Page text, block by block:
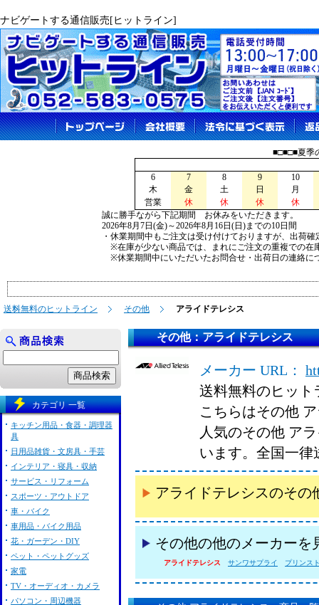
ナビゲートする通信販売[ヒットライン]
■□■□■夏季
6 7 8 9
10
木
金 土 日
月
営業
休 休 休
休
誠に勝手ながら下記期間 お休みをいただきます。
2026年8月7日(金)～2026年8月16日(日)までの10日間
・休業期間中もご注文は受け付けておりますが、出荷
※在庫が少ない商品では、まれにご注文の重複での在
※休業期間中にいただいたお問合せ・出荷日の連絡に
送料無料のヒットライン その他 アライドテレシス
その他：アライドテレシス
メーカー URL：
送料無料のヒット
こちらはその他
人気のその他 ア
います。全国一律
アライドテレシスのその
その他の他のメーカーを
アライドテレシス サンワサプライ プリンス
カテゴリ 一覧
キッチン用品・食器・調理器
具
日用品雑貨・文房具・手芸
インテリア・寝具・収納
サービス・リフォーム
スポーツ・アウトドア
車・バイク
車用品・バイク用品
花・ガーデン・DIY
ペット・ペットグッズ
家電
TV・オーディオ・カメラ
パソコン・周辺機器